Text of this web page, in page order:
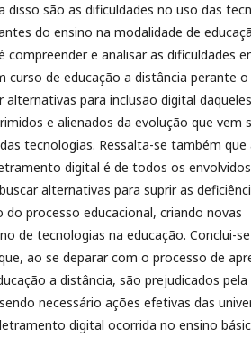
disso são as dificuldades no uso das
do ensino na modalidade de
compreender e analisar as dificuldades
curso de educação a distância perante
alternativas para inclusão digital
e alienados da evolução que vem
tecnologias. Ressalta-se também que
digital é de todos os
alternativas para suprir as
processo educacional, criando novas
de tecnologias na educação. Conclui-
ao se deparar com o processo de
a distância, são prejudicados
necessário ações efetivas das
digital ocorrida no ensino